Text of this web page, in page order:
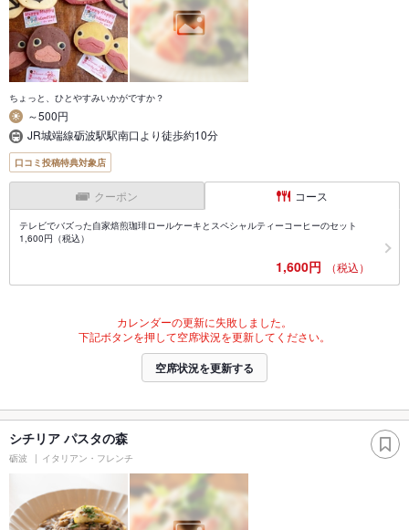
ちょっと、ひとやすみいかがですか？
～500円
JR城端線砺波駅駅南口より徒歩約10分
口コミ投稿特典対象店
クーポン コース
テレビでバズった自家焙煎珈琲ロールケーキとスペシャルティーコーヒーのセット
1,600円（税込）
1,600円 （税込）
カレンダーの更新に失敗しました。
下記ボタンを押して空席状況を更新してください。
空席状況を更新する
シチリア パスタの森
砺波 イタリアン・フレンチ